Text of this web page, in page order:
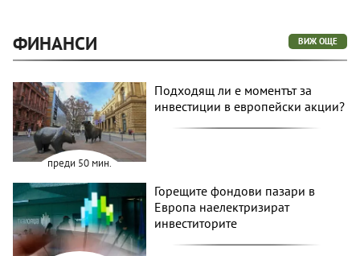
ФИНАНСИ ВИЖ ОЩЕ
преди 50 мин.
Подходящ ли е моментът за
инвестиции в европейски акции?
Горещите фондови пазари в
Европа наелектризират
инвеститорите